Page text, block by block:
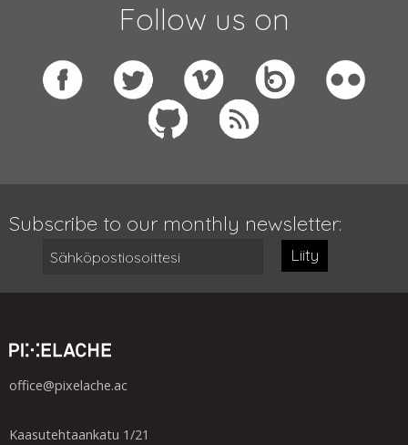
Follow us on
Subscribe to our monthly newsletter:
Liity
office@pixelache.ac
Kaasutehtaankatu 1/21